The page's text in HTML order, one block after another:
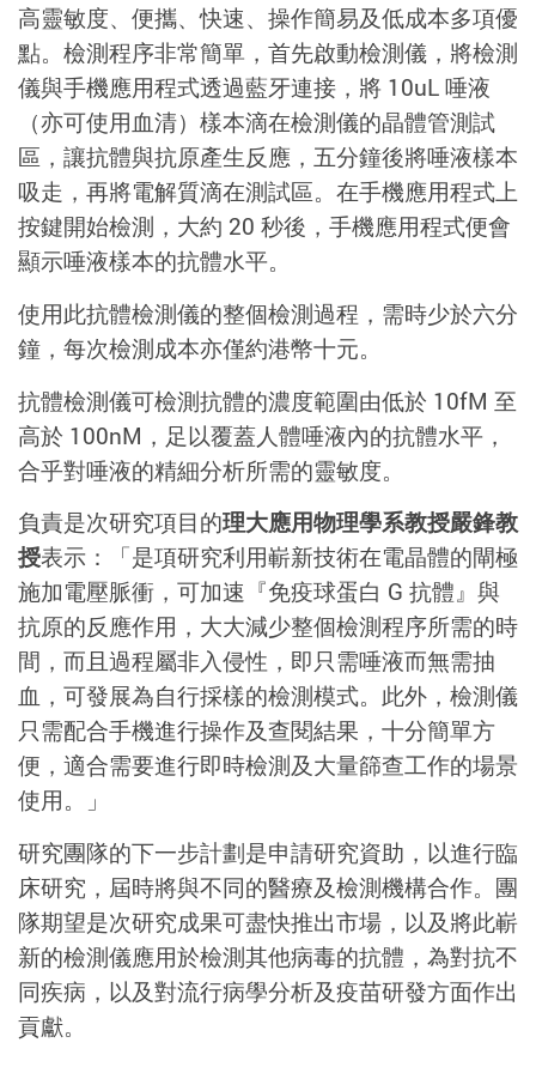
高靈敏度、便攜、快速、操作簡易及低成本多項優
點。檢測程序非常簡單，首先啟動檢測儀，將檢測
儀與手機應用程式透過藍牙連接，將 10uL 唾液
（亦可使用血清）樣本滴在檢測儀的晶體管測試
區，讓抗體與抗原產生反應，五分鐘後將唾液樣本
吸走，再將電解質滴在測試區。在手機應用程式上
按鍵開始檢測，大約 20 秒後，手機應用程式便會
顯示唾液樣本的抗體水平。
使用此抗體檢測儀的整個檢測過程，需時少於六分
鐘，每次檢測成本亦僅約港幣十元。
抗體檢測儀可檢測抗體的濃度範圍由低於 10fM 至
高於 100nM，足以覆蓋人體唾液內的抗體水平，
合乎對唾液的精細分析所需的靈敏度。
負責是次研究項目的理大應用物理學系教授嚴鋒教
授表示：「是項研究利用嶄新技術在電晶體的閘極
施加電壓脈衝，可加速『免疫球蛋白 G 抗體』與
抗原的反應作用，大大減少整個檢測程序所需的時
間，而且過程屬非入侵性，即只需唾液而無需抽
血，可發展為自行採樣的檢測模式。此外，檢測儀
只需配合手機進行操作及查閱結果，十分簡單方
便，適合需要進行即時檢測及大量篩查工作的場景
使用。」
研究團隊的下一步計劃是申請研究資助，以進行臨
床研究，屆時將與不同的醫療及檢測機構合作。團
隊期望是次研究成果可盡快推出市場，以及將此嶄
新的檢測儀應用於檢測其他病毒的抗體，為對抗不
同疾病，以及對流行病學分析及疫苗研發方面作出
貢獻。